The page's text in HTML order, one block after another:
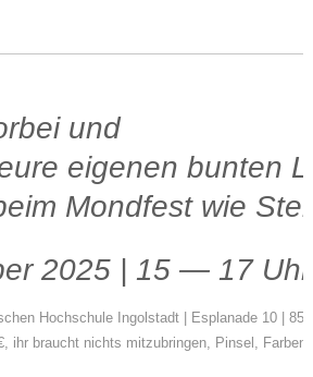
und
eigenen bunten
Mondfest wie
2025 | 15 — 17 Uhr
Hochschule Ingolstadt | Esplanade 10 |
ihr braucht nichts mitzubringen, Pinsel,